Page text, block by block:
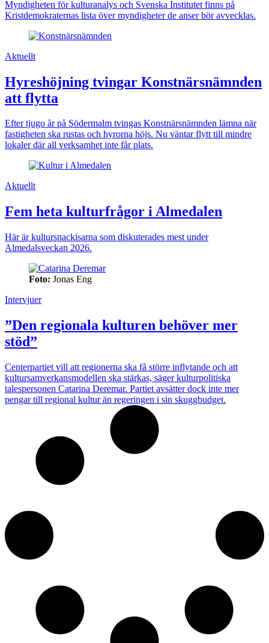
Myndigheten för kulturanalys och Svenska Institutet finns på
Kristdemokraternas lista över myndigheter de anser bör avvecklas.
Aktuellt
Hyreshöjning tvingar Konstnärsnämnden
att flytta
Efter tjugo år på Södermalm tvingas Konstnärsnämnden lämna när
fastigheten ska rustas och hyrorna höjs. Nu väntar flytt till mindre
lokaler där all verksamhet inte får plats.
Aktuellt
Fem heta kulturfrågor i Almedalen
Här är kultursnackisarna som diskuterades mest under
Almedalsveckan 2026.
Foto: Jonas Eng
Intervjuer
”Den regionala kulturen behöver mer
stöd”
Centerpartiet vill att regionerna ska få större inflytande och att
kultursamverkansmodellen ska stärkas, säger kulturpolitiska
talespersonen Catarina Deremar. Partiet avsätter dock inte mer
pengar till regional kultur än regeringen i sin skuggbudget.